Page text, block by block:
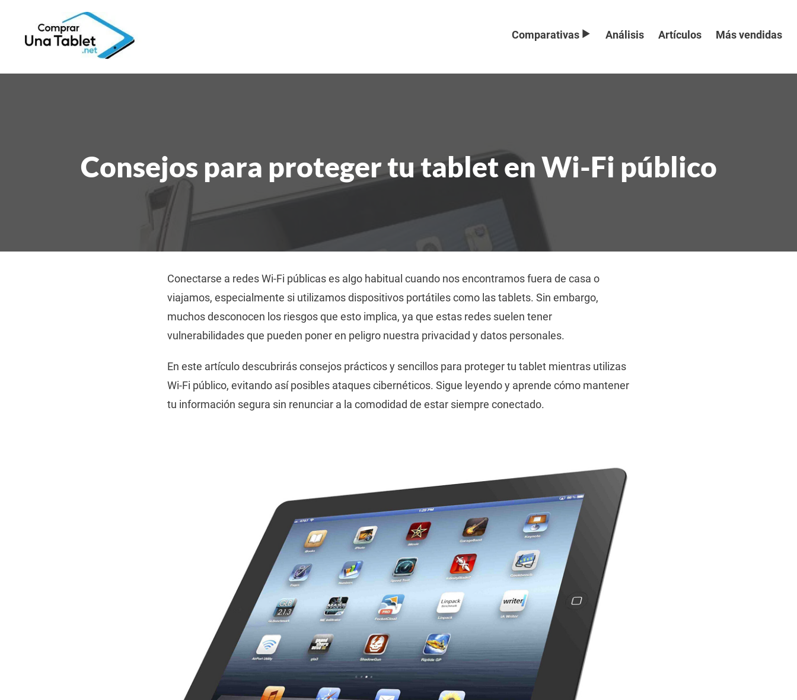
Comparativas Análisis Artículos Más vendidas
Consejos para proteger tu tablet en Wi-Fi público
Conectarse a redes Wi-Fi públicas es algo habitual cuando nos encontramos fuera de casa o
viajamos, especialmente si utilizamos dispositivos portátiles como las tablets. Sin embargo,
muchos desconocen los riesgos que esto implica, ya que estas redes suelen tener
vulnerabilidades que pueden poner en peligro nuestra privacidad y datos personales.
En este artículo descubrirás consejos prácticos y sencillos para proteger tu tablet mientras utilizas
Wi-Fi público, evitando así posibles ataques cibernéticos. Sigue leyendo y aprende cómo mantener
tu información segura sin renunciar a la comodidad de estar siempre conectado.